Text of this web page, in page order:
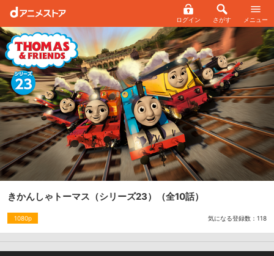
ログイン さがす メニュー
きかんしゃトーマス（シリーズ23） （全10話）
1080p 気になる登録数： 118